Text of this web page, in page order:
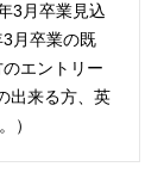
3月卒業見込
月卒業の既
エントリー
出来る方、英
）